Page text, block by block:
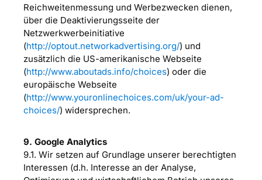
Reichweitenmessung und Werbezwecken dienen,
über die Deaktivierungsseite der
Netzwerkwerbeinitiative
(http://optout.networkadvertising.org/) und
zusätzlich die US-amerikanische Webseite
(http://www.aboutads.info/choices) oder die
europäische Webseite
(http://www.youronlinechoices.com/uk/your-ad-
choices/) widersprechen.
9. Google Analytics
9.1. Wir setzen auf Grundlage unserer berechtigten
Interessen (d.h. Interesse an der Analyse,